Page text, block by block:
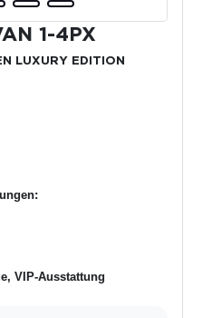
1-4PX
LUXURY EDITION
VIP-Ausstattung